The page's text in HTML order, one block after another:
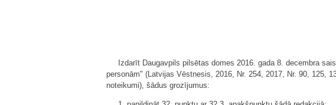
Izdarīt Daugavpils pilsētas domes 2016. gada 8. decembra
personām" (Latvijas Vēstnesis, 2016, Nr. 254, 2017, Nr. 90, 125,
noteikumi), šādus grozījumus: